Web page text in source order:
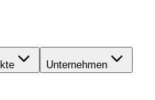
Unternehmen